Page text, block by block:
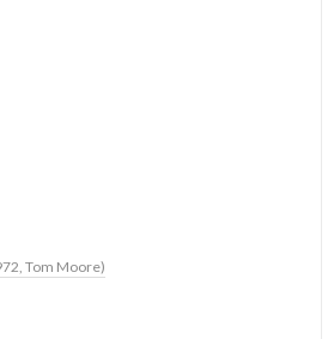
Tom Moore)